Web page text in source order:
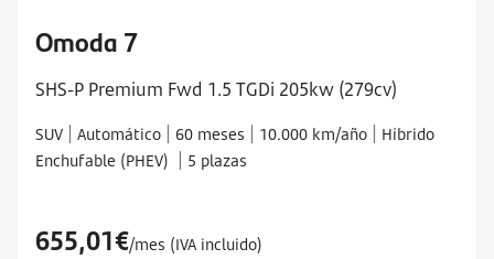
Omoda 7
SHS-P Premium Fwd 1.5 TGDi 205kw (279cv)
SUV Automático 60 meses 10.000 km/año
Híbrido
Enchufable (PHEV)
5 plazas
655,01€/mes (IVA incluido)